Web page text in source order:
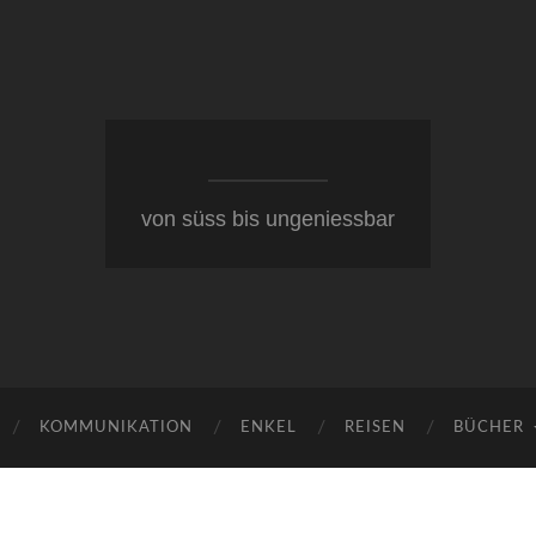
von süss bis ungeniessbar
KOMMUNIKATION ENKEL REISEN BÜCHER